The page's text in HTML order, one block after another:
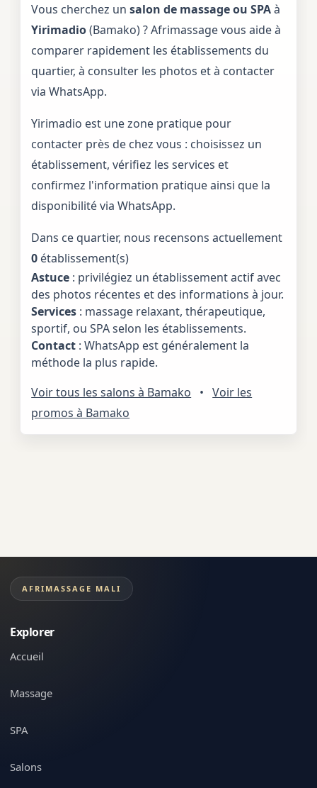
Vous cherchez unsalon de massage ou SPAà
Yirimadio(Bamako) ? Afrimassage vous aide à
comparer rapidement les établissements du
quartier, à consulter les photos et à contacter
via WhatsApp.
Yirimadio est une zone pratique pour
contacter près de chez vous : choisissez un
établissement, vérifiez les services et
confirmez l'information pratique ainsi que la
disponibilité via WhatsApp.
Dans ce quartier, nous recensons actuellement
0 établissement(s)
Astuce : privilégiez un établissement actif avec
des photos récentes et des informations à jour.
Services : massage relaxant, thérapeutique,
sportif, ou SPA selon les établissements.
Contact : WhatsApp est généralement la
méthode la plus rapide.
Voir tous les salons à Bamako
• Voir les
promos à Bamako
AFRIMASSAGE MALI
Explorer
Accueil
Massage
SPA
Salons